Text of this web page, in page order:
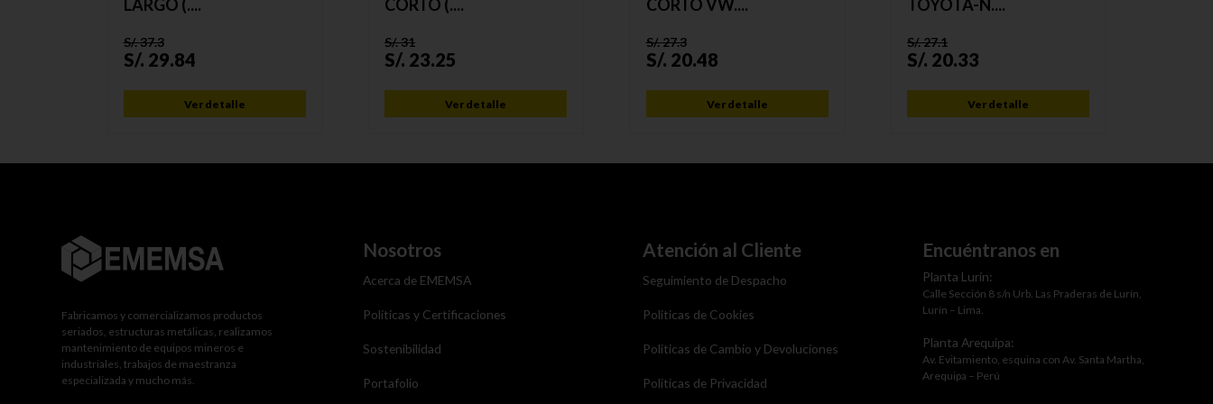
LARGO (....
S/.37.3
S/. 29.84
Ver detalle
CORTO (....
S/.31
S/. 23.25
Ver detalle
CORTO VW....
S/.27.3
S/. 20.48
Ver detalle
TOYOTA-N....
S/.27.1
S/. 20.33
Ver detalle
Fabricamos y comercializamos productos
seriados, estructuras metálicas, realizamos
mantenimiento de equipos mineros e
industriales, trabajos de maestranza
especializada y mucho más.
Nosotros
Acerca de EMEMSA
Políticas y Certificaciones
Sostenibilidad
Portafolio
Atención al Cliente
Seguimiento de Despacho
Politicas de Cookies
Politicas de Cambio y Devoluciones
Politicas de Privacidad
Encuéntranos en
Planta Lurín:
Calle Sección 8 s/n Urb. Las Praderas de Lurín,
Lurín – Lima.
Planta Arequipa:
Av. Evitamiento, esquina con Av. Santa Martha,
Arequipa – Perú